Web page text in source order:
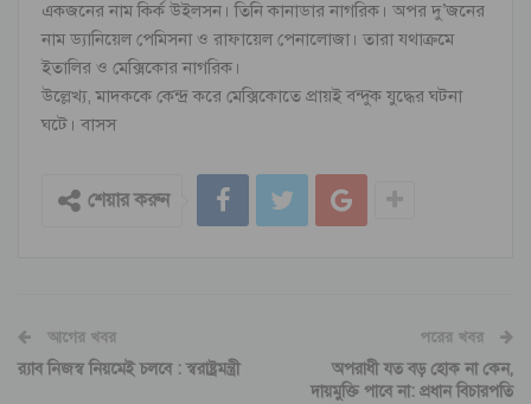
একজনের নাম কির্ক উইলসন। তিনি কানাডার নাগরিক। অপর দু’জনের
নাম ড্যানিয়েল পেমিসনা ও রাফায়েল পেনালোজা। তারা যথাক্রমে
ইতালির ও মেক্সিকোর নাগরিক।
উল্লেখ্য, মাদককে কেন্দ্র করে মেক্সিকোতে প্রায়ই বন্দুক যুদ্ধের ঘটনা
ঘটে। বাসস
শেয়ার করুন
আগের খবর
র‌্যাব নিজস্ব নিয়মেই চলবে : স্বরাষ্ট্রমন্ত্রী
পরের খবর
অপরাধী যত বড় হোক না কেন,
দায়মুক্তি পাবে না: প্রধান বিচারপতি